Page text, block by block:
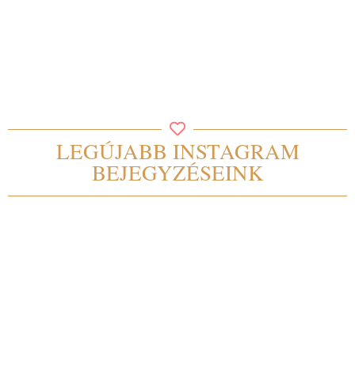
LEGÚJABB INSTAGRAM
BEJEGYZÉSEINK